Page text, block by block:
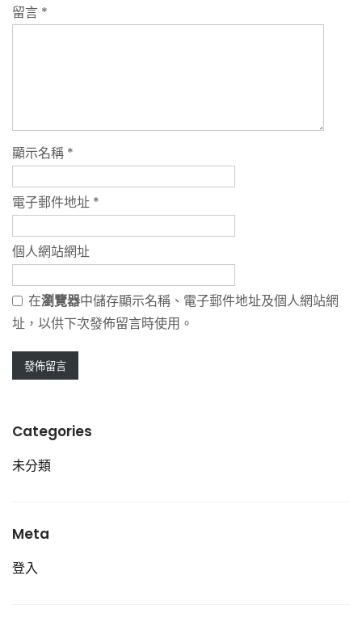
留言 *
顯示名稱 *
電子郵件地址 *
個人網站網址
在瀏覽器中儲存顯示名稱、電子郵件地址及個人網站網
址，以供下次發佈留言時使用。
Categories
未分類
Meta
登入